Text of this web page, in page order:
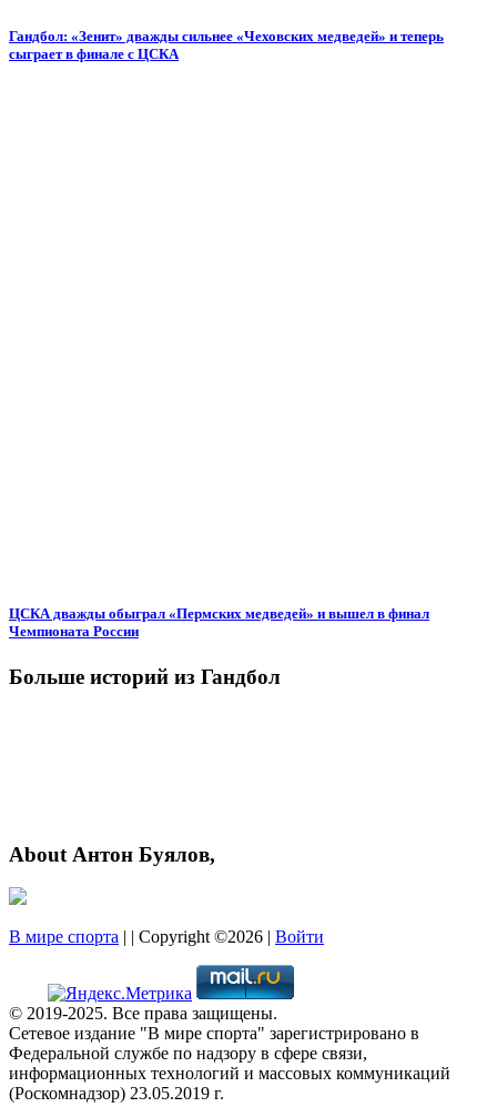
Гандбол: «Зенит» дважды сильнее «Чеховских медведей» и теперь
сыграет в финале с ЦСКА
ЦСКА дважды обыграл «Пермских медведей» и вышел в финал
Чемпионата России
Больше историй из Гандбол
About Антон Буялов,
В мире спорта | | Copyright ©2026 | Войти
© 2019-2025. Все права защищены.
Сетевое издание "В мире спорта" зарегистрировано в
Федеральной службе по надзору в сфере связи,
информационных технологий и массовых коммуникаций
(Роскомнадзор) 23.05.2019 г.